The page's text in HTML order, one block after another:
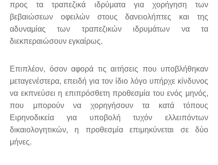
προς τα τραπεζικά ιδρύματα για χορήγηση των
βεβαιώσεων οφειλών στους δανειολήπτες και της
αδυναμίας των τραπεζικών ιδρυμάτων να τα
διεκπεραιώσουν εγκαίρως.
Επιπλέον, όσον αφορά τις αιτήσεις που υποβλήθηκαν
μεταγενέστερα, επειδή για τον ίδιο λόγο υπήρχε κίνδυνος
να εκπνεύσει η επιπρόσθετη προθεσμία του ενός μηνός,
που μπορούν να χορηγήσουν τα κατά τόπους
Ειρηνοδικεία για υποβολή τυχόν ελλειπόντων
δικαιολογητικών, η προθεσμία επιμηκύνεται σε δύο
μήνες.